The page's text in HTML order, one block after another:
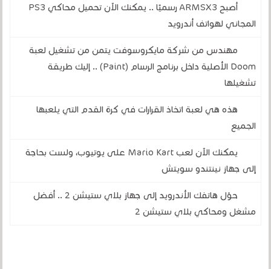
أصبح ARMSX3 رسميًا .. يمكنك الآن تحميل محاكي PS3
المجاني لهواتف أندرويد
مهندس من شركة مايكروسوفت يتمن من تشغيل لعبة
Doom الأصلية داخل برنامج الرسام (Paint) .. إليك طريقة
تشغيلها
هذه هي لعبة اتخاذ القرارات في كرة القدم التي يلعبها
الجميع
يمكنك الآن لعب Mario Kart على يوتيوب، ولست بحاجة
إلى جهاز نينتندو سويتش
حوّل هاتفك الأندرويد إلى جهاز بلاي ستيشن 2 .. أفضل
مشغل ومحاكي بلاي ستيشن 2